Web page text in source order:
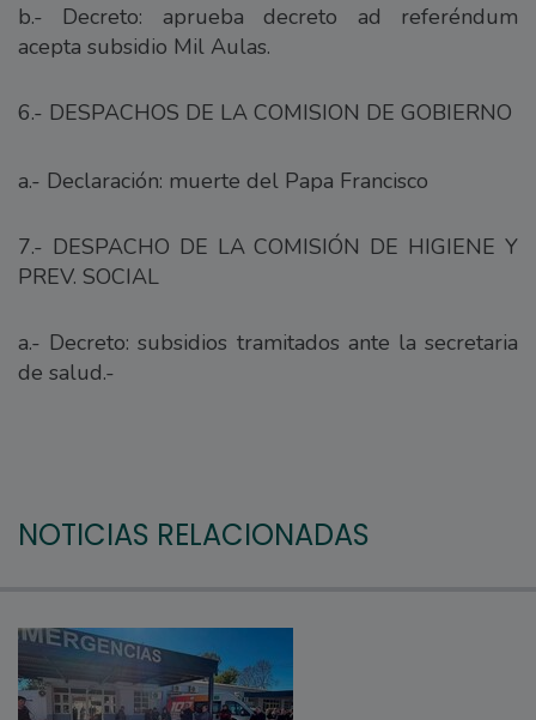
b.- Decreto: aprueba decreto ad referéndum
acepta subsidio Mil Aulas.
6.- DESPACHOS DE LA COMISION DE GOBIERNO
a.- Declaración: muerte del Papa Francisco
7.- DESPACHO DE LA COMISIÓN DE HIGIENE Y
PREV. SOCIAL
a.- Decreto: subsidios tramitados ante la secretaria
de salud.-
NOTICIAS RELACIONADAS